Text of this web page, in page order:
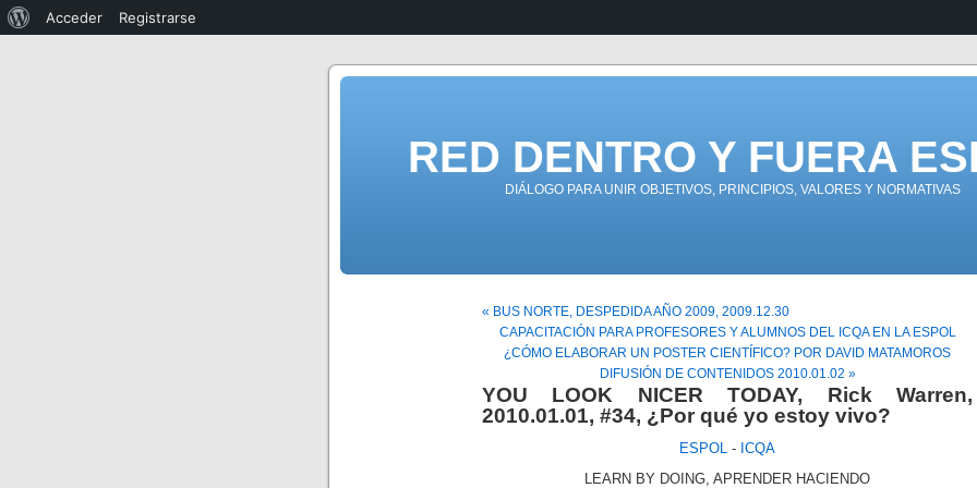
RED DENTRO Y FUERA
DIÁLOGO PARA UNIR OBJETIVOS, PRINCIPIOS, VALORES Y NORMATIVAS
« BUS NORTE, DESPEDIDA AÑO 2009, 2009.12.30
CAPACITACIÓN PARA PROFESORES Y ALUMNOS DEL ICQA EN LA ESPOL
¿CÓMO ELABORAR UN POSTER CIENTÍFICO? POR DAVID MATAMOROS
DIFUSIÓN DE CONTENIDOS 2010.01.02 »
YOU LOOK NICER TODAY, Rick Warren,
2010.01.01, #34, ¿Por qué yo estoy vivo?
ESPOL - ICQA
LEARN BY DOING, APRENDER HACIENDO
Acceder Registrarse